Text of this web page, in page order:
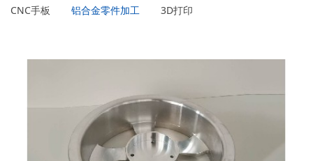
CNC手板 铝合金零件加工 3D打印